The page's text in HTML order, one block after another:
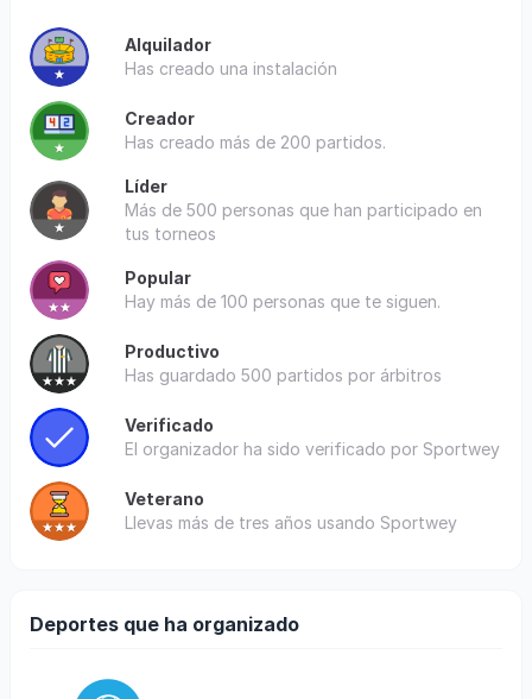
Alquilador
Has creado una instalación
Creador
Has creado más de 200 partidos.
Líder
Más de 500 personas que han participado en
tus torneos
Popular
Hay más de 100 personas que te siguen.
Productivo
Has guardado 500 partidos por árbitros
Verificado
El organizador ha sido verificado por Sportwey
Veterano
Llevas más de tres años usando Sportwey
Deportes que ha organizado